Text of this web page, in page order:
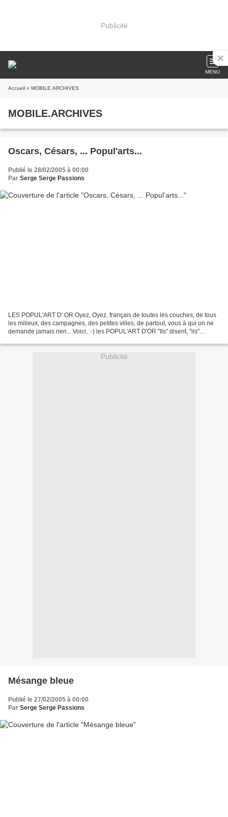
Publicité
MENU
Accueil » MOBILE.ARCHIVES
MOBILE.ARCHIVES
Oscars, Césars, ... Popul'arts...
Publié le 28/02/2005 à 00:00
Par Serge Serge Passions
LES POPUL'ART D' OR Oyez, Oyez, français de toutes les couches, de tous
les milieux, des campagnes, des petites villes, de partout, vous à qui on ne
demande jamais rien... Voici, :-) les POPUL'ART D'OR "Ils" disent, "ils"
Publicité
Mésange bleue
Publié le 27/02/2005 à 00:00
Par Serge Serge Passions